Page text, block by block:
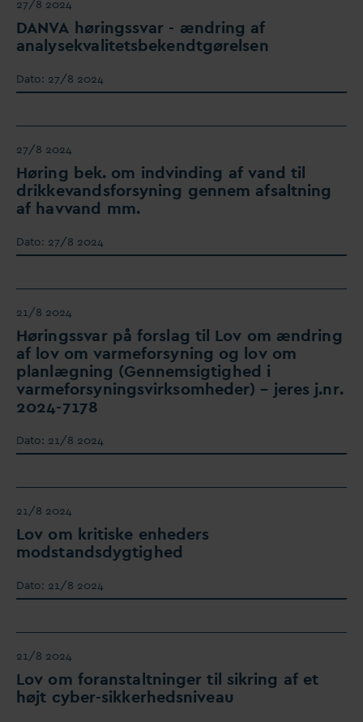
27/8 2024
DANVA høringssvar - ændring af
analysekvalitetsbekendtgørelsen
Dato: 27/8 2024
27/8 2024
Høring bek. om indvinding af vand til
drikkevandsforsyning gennem afsaltning
af havvand mm.
Dato: 27/8 2024
21/8 2024
Høringssvar på forslag til Lov om ændring
af lov om varmeforsyning og lov om
planlægning (Gennemsigtighed i
varmeforsyningsvirksomheder) – jeres j.nr.
2024-7178
Dato: 21/8 2024
21/8 2024
Lov om kritiske enheders
modstandsdygtighed
Dato: 21/8 2024
21/8 2024
Lov om foranstaltninger til sikring af et
højt cyber-sikkerhedsniveau